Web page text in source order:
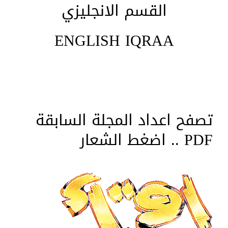
القسم الانجليزي
ENGLISH IQRAA
تصفح اعداد المجلة السابقة
PDF .. اضغط الشعار